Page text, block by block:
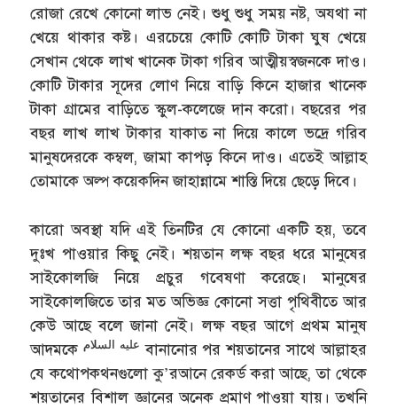
রোজা রেখে কোনো লাভ নেই। শুধু শুধু সময় নষ্ট, অযথা না
খেয়ে থাকার কষ্ট। এরচেয়ে কোটি কোটি টাকা ঘুষ খেয়ে
সেখান থেকে লাখ খানেক টাকা গরিব আত্মীয়স্বজনকে দাও।
কোটি টাকার সূদের লোণ নিয়ে বাড়ি কিনে হাজার খানেক
টাকা গ্রামের বাড়িতে স্কুল-কলেজে দান করো। বছরের পর
বছর লাখ লাখ টাকার যাকাত না দিয়ে কালে ভদ্রে গরিব
মানুষদেরকে কম্বল, জামা কাপড় কিনে দাও। এতেই আল্লাহ
তোমাকে অল্প কয়েকদিন জাহান্নামে শাস্তি দিয়ে ছেড়ে দিবে।
কারো অবস্থা যদি এই তিনটির যে কোনো একটি হয়, তবে
দুঃখ পাওয়ার কিছু নেই। শয়তান লক্ষ বছর ধরে মানুষের
সাইকোলজি নিয়ে প্রচুর গবেষণা করেছে। মানুষের
সাইকোলজিতে তার মত অভিজ্ঞ কোনো সত্তা পৃথিবীতে আর
কেউ আছে বলে জানা নেই। লক্ষ বছর আগে প্রথম মানুষ
আদমকেعليه السلام বানানোর পর শয়তানের সাথে আল্লাহর
যে কথোপকথনগুলো কু’রআনে রেকর্ড করা আছে, তা থেকে
শয়তানের বিশাল জ্ঞানের অনেক প্রমাণ পাওয়া যায়। তখনি